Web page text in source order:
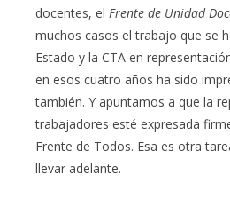
docentes, el Frente de Unidad
muchos casos el trabajo que se
Estado y la CTA en
en esos cuatro años ha sido
también. Y apuntamos a que la
trabajadores esté expresada
Frente de Todos. Esa es otra
llevar adelante.